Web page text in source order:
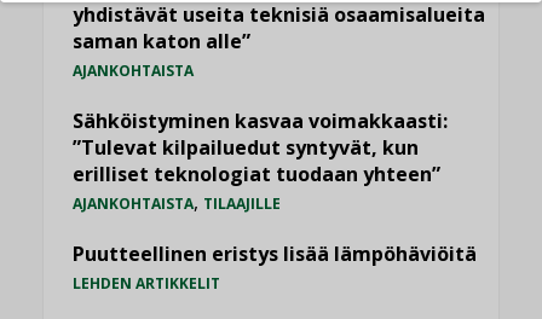
yhdistävät useita teknisiä osaamisalueita
saman katon alle”
AJANKOHTAISTA
Sähköistyminen kasvaa voimakkaasti:
”Tulevat kilpailuedut syntyvät, kun
erilliset teknologiat tuodaan yhteen”
AJANKOHTAISTA, TILAAJILLE
Puutteellinen eristys lisää lämpöhäviöitä
LEHDEN ARTIKKELIT